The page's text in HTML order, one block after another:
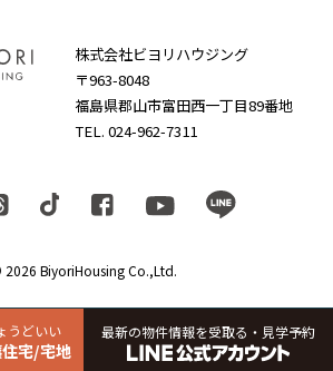
株式会社ビヨリハウジング
〒963-8048
福島県郡山市富田西一丁目89番地
TEL. 024-962-7311
BiyoriHousing Co.,Ltd.
うどいい
宅/宅地
最新の物件情報を受取る・見学予約